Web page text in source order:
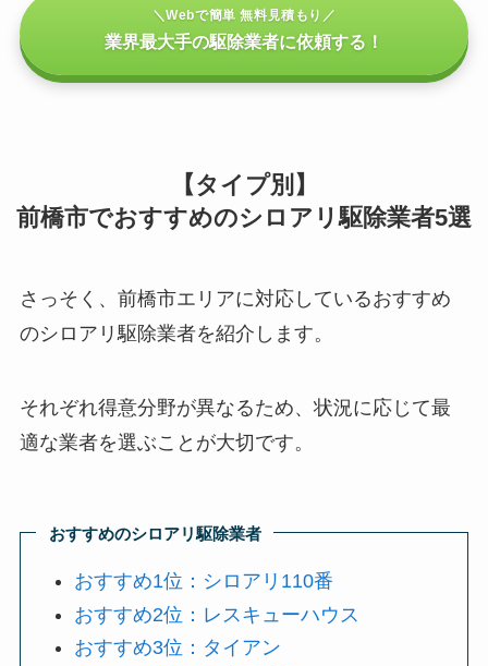
＼Webで簡単 無料見積もり／
業界最大手の駆除業者に依頼する！
【タイプ別】
前橋市でおすすめのシロアリ駆除業者5選
さっそく、前橋市エリアに対応しているおすすめ
のシロアリ駆除業者を紹介します。
それぞれ得意分野が異なるため、状況に応じて最
適な業者を選ぶことが大切です。
おすすめのシロアリ駆除業者
おすすめ1位：シロアリ110番
おすすめ2位：レスキューハウス
おすすめ3位：タイアン